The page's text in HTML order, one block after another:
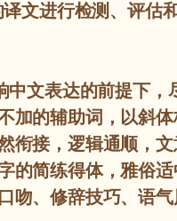
文进行检测、评估
中文表达的前提下，
加的辅助词，以斜
衔接，逻辑通顺，
的简练得体，雅俗
吻、修辞技巧、语